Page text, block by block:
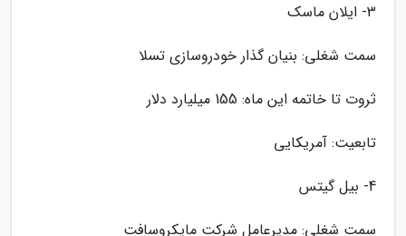
3- ایلان ماسک
سمت شغلی: بنیان گذار خودروسازی تسلا
ثروت تا خاتمه این ماه: 155 میلیارد دلار
تابعیت: آمریکایی
4- بیل گیتس
سمت شغلی: مدیرعامل شرکت مایکروسافت